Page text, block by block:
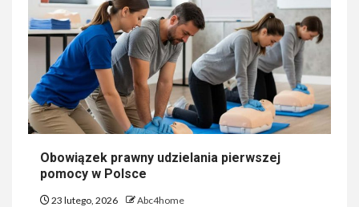
Obowiązek prawny udzielania pierwszej
pomocy w Polsce
23 lutego, 2026 Abc4home